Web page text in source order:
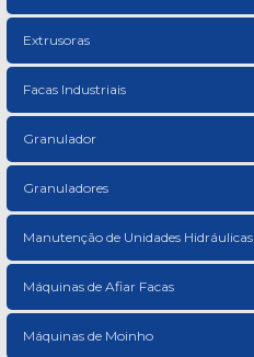
Extrusoras
Facas Industriais
Granulador
Granuladores
Manutenção de Unidades Hidráulicas
Máquinas de Afiar Facas
Máquinas de Moinho